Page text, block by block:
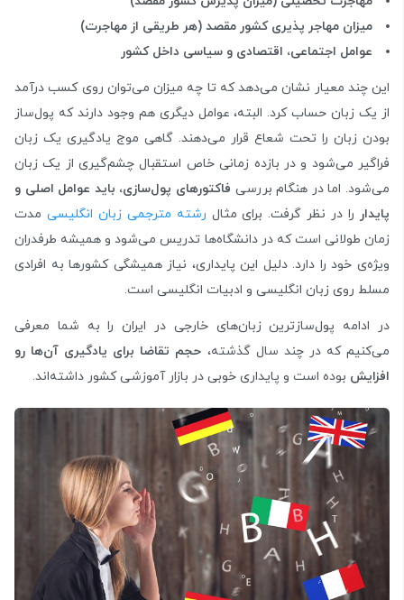
میزان مهاجر پذیری کشور مقصد (هر طریقی از مهاجرت)
عوامل اجتماعی، اقتصادی و سیاسی داخل کشور
این چند معیار نشان می‌دهد که تا چه میزان می‌توان روی کسب درآمد
از یک زبان حساب کرد. البته، عوامل دیگری هم وجود دارند که پول‌ساز
بودن زبان را تحت شعاع قرار می‌دهند. گاهی موج یادگیری یک زبان
فراگیر می‌شود و در بازده زمانی خاص استقبال چشم‌گیری از یک زبان
می‌شود. اما در هنگام بررسی فاکتورهای پول‌سازی، باید عوامل اصلی و
پایدار را در نظر گرفت. برای مثال رشته مترجمی زبان انگلیسی مدت
زمان طولانی است که در دانشگاه‌ها تدریس می‌شود و همیشه طرفدران
ویژه‌ی خود را دارد. دلیل این پایداری، نیاز همیشگی کشورها به افرادی
مسلط روی زبان انگلیسی و ادبیات انگلیسی است.
در ادامه پول‌سازترین زبان‌های خارجی در ایران را به شما معرفی
می‌کنیم که در چند سال گذشته، حجم تقاضا برای یادگیری آن‌ها رو
افزایش بوده است و پایداری خوبی در بازار آموزشی کشور داشته‌اند.